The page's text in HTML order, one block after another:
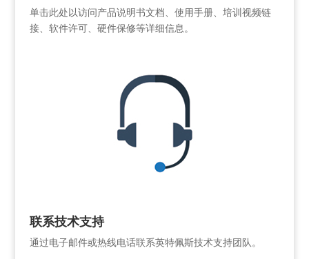
单击此处以访问产品说明书文档、使用手册、培训视频链
接、软件许可、硬件保修等详细信息。
联系技术支持
通过电子邮件或热线电话联系英特佩斯技术支持团队。